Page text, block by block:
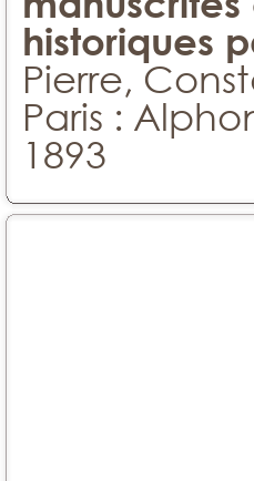
historiques
Pierre,
Paris :
1893